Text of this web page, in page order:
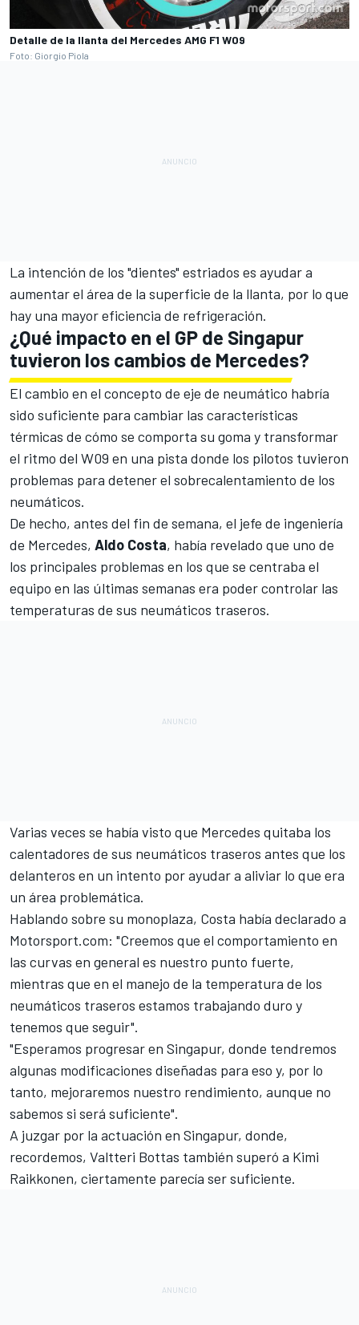
Detalle de la llanta del Mercedes AMG F1 W09
Foto: Giorgio Piola
La intención de los "dientes" estriados es ayudar a
aumentar el área de la superficie de la llanta, por lo que
hay una mayor eficiencia de refrigeración.
¿Qué impacto en el GP de Singapur
tuvieron los cambios de Mercedes?
El cambio en el concepto de eje de neumático habría
sido suficiente para cambiar las características
térmicas de cómo se comporta su goma y transformar
el ritmo del W09 en una pista donde los pilotos tuvieron
problemas para detener el sobrecalentamiento de los
neumáticos.
De hecho, antes del fin de semana, el jefe de ingeniería
de Mercedes, Aldo Costa, había revelado que uno de
los principales problemas en los que se centraba el
equipo en las últimas semanas era poder controlar las
temperaturas de sus neumáticos traseros.
Varias veces se había visto que Mercedes quitaba los
calentadores de sus neumáticos traseros antes que los
delanteros en un intento por ayudar a aliviar lo que era
un área problemática.
Hablando sobre su monoplaza, Costa había declarado a
Motorsport.com: "Creemos que el comportamiento en
las curvas en general es nuestro punto fuerte,
mientras que en el manejo de la temperatura de los
neumáticos traseros estamos trabajando duro y
tenemos que seguir".
"Esperamos progresar en Singapur, donde tendremos
algunas modificaciones diseñadas para eso y, por lo
tanto, mejoraremos nuestro rendimiento, aunque no
sabemos si será suficiente".
A juzgar por la actuación en Singapur, donde,
recordemos, Valtteri Bottas también superó a Kimi
Raikkonen, ciertamente parecía ser suficiente.